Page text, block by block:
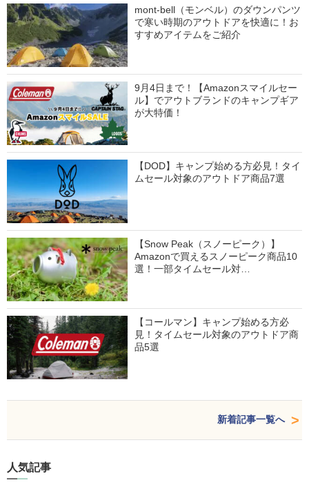
mont-bell（モンベル）のダウンパンツ
で寒い時期のアウトドアを快適に！お
すすめアイテムをご紹介
9月4日まで！【Amazonスマイルセー
ル】でアウトブランドのキャンプギア
が大特価！
【DOD】キャンプ始める方必見！タイ
ムセール対象のアウトドア商品7選
【Snow Peak（スノーピーク）】
Amazonで買えるスノーピーク商品10
選！一部タイムセール対…
【コールマン】キャンプ始める方必
見！タイムセール対象のアウトドア商
品5選
新着記事一覧へ
人気記事